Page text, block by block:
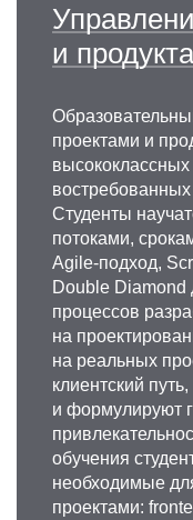
и
проектами и
Студенты
потоками,
Agile-подход,
Double Diamond
процессов
на
на реальных
клиентский
и формулируют
обучения
необходимые
проектами: